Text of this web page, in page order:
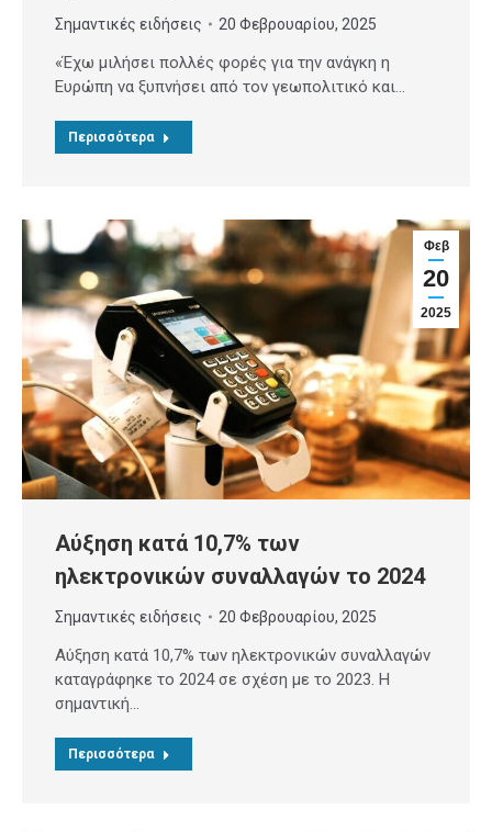
Σημαντικές ειδήσεις 20 Φεβρουαρίου, 2025
«Έχω μιλήσει πολλές φορές για την ανάγκη η
Ευρώπη να ξυπνήσει από τον γεωπολιτικό και…
Περισσότερα
Φεβ
20
2025
Αύξηση κατά 10,7% των
ηλεκτρονικών συναλλαγών το 2024
Σημαντικές ειδήσεις 20 Φεβρουαρίου, 2025
Αύξηση κατά 10,7% των ηλεκτρονικών συναλλαγών
καταγράφηκε το 2024 σε σχέση με το 2023. Η
σημαντική…
Περισσότερα